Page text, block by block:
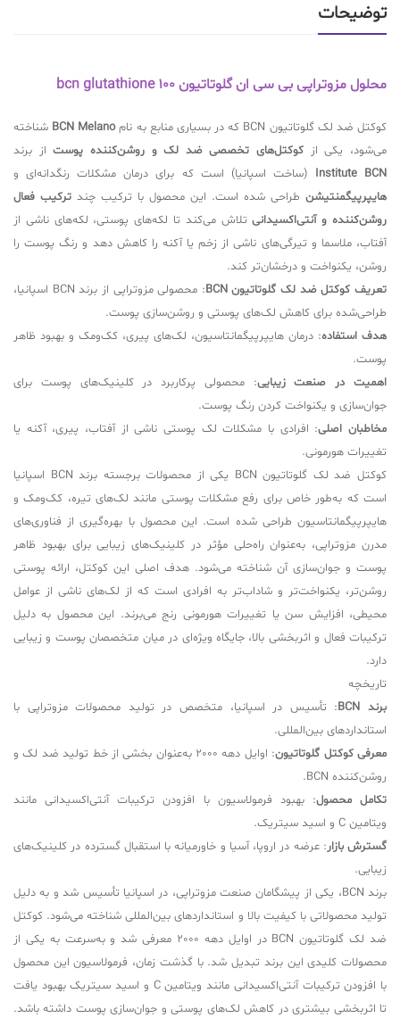
توضیحات
محلول مزوتراپی بی سی ان گلوتاتیون bcn glutathione 100
کوکتل ضد لک گلوتاتیون BCN که در بسیاری منابع به نام BCN Melano شناخته
می‌شود، یکی از کوکتل‌های تخصصی ضد لک و روشن‌کننده پوستاز برند
Institute BCN (ساخت اسپانیا) است که برای درمان مشکلات رنگدانه‌ای و
هایپرپیگمنتیشن طراحی شده است. این محصول با ترکیب چند ترکیب فعال
روشن‌کننده و آنتی‌اکسیدانیتلاش می‌کند تا لکه‌های پوستی، لکه‌های ناشی از
آفتاب، ملاسما و تیرگی‌های ناشی از زخم یا آکنه را کاهش دهد و رنگ پوست را
روشن، یکنواخت و درخشان‌تر کند.
تعریف کوکتل ضد لک گلوتاتیون BCN
: محصولی مزوتراپی از برند BCN اسپانیا،
طراحی‌شده برای کاهش لک‌های پوستی و روشن‌سازی پوست.
هدف استفاده: درمان هایپرپیگمانتاسیون، لک‌های پیری، کک‌ومک و بهبود ظاهر
پوست.
اهمیت در صنعت زیبایی: محصولی پرکاربرد در کلینیک‌های پوست برای
جوان‌سازی و یکنواخت کردن رنگ پوست.
مخاطبان اصلی: افرادی با مشکلات لک پوستی ناشی از آفتاب، پیری، آکنه یا
تغییرات هورمونی.
کوکتل ضد لک گلوتاتیون BCN یکی از محصولات برجسته برند BCN اسپانیا
است که به‌طور خاص برای رفع مشکلات پوستی مانند لک‌های تیره، کک‌ومک و
هایپرپیگمانتاسیون طراحی شده است. این محصول با بهره‌گیری از فناوری‌های
مدرن مزوتراپی، به‌عنوان راه‌حلی مؤثر در کلینیک‌های زیبایی برای بهبود ظاهر
پوست و جوان‌سازی آن شناخته می‌شود. هدف اصلی این کوکتل، ارائه پوستی
روشن‌تر، یکنواخت‌تر و شاداب‌تر به افرادی است که از لک‌های ناشی از عوامل
محیطی، افزایش سن یا تغییرات هورمونی رنج می‌برند. این محصول به دلیل
ترکیبات فعال و اثربخشی بالا، جایگاه ویژه‌ای در میان متخصصان پوست و زیبایی
دارد.
تاریخچه
برند BCN
: تأسیس در اسپانیا، متخصص در تولید محصولات مزوتراپی با
استانداردهای بین‌المللی.
معرفی کوکتل گلوتاتیون
: اوایل دهه 2000 به‌عنوان بخشی از خط تولید ضد لک و
روشن‌کننده BCN.
تکامل محصول: بهبود فرمولاسیون با افزودن ترکیبات آنتی‌اکسیدانی مانند
ویتامین C و اسید سیتریک.
گسترش بازار: عرضه در اروپا، آسیا و خاورمیانه با استقبال گسترده در کلینیک‌های
زیبایی.
برند BCN، یکی از پیشگامان صنعت مزوتراپی، در اسپانیا تأسیس شد و به دلیل
تولید محصولاتی با کیفیت بالا و استانداردهای بین‌المللی شناخته می‌شود. کوکتل
ضد لک گلوتاتیون BCN در اوایل دهه 2000 معرفی شد و به‌سرعت به یکی از
محصولات کلیدی این برند تبدیل شد. با گذشت زمان، فرمولاسیون این محصول
با افزودن ترکیبات آنتی‌اکسیدانی مانند ویتامین C و اسید سیتریک بهبود یافت
تا اثربخشی بیشتری در کاهش لک‌های پوستی و جوان‌سازی پوست داشته باشد.